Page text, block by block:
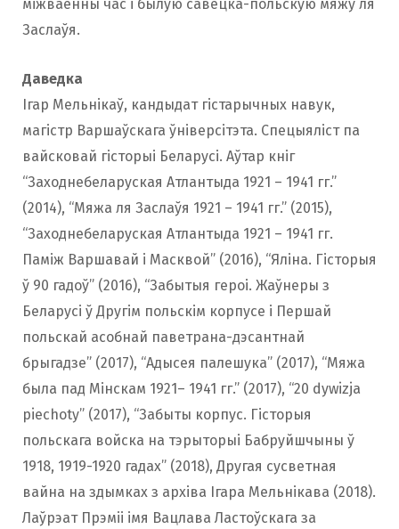
міжваенны час і былую савецка-польскую мяжу ля
Заслаўя.
Даведка
Ігар Мельнікаў, кандыдат гістарычных навук,
магістр Варшаўскага ўніверсітэта. Спецыяліст па
вайсковай гісторыі Беларусі. Аўтар кніг
“Заходнебеларуская Атлантыда 1921 – 1941 гг.”
(2014), “Мяжа ля Заслаўя 1921 – 1941 гг.” (2015),
“Заходнебеларуская Атлантыда 1921 – 1941 гг.
Паміж Варшавай і Масквой” (2016), “Яліна. Гісторыя
ў 90 гадоў” (2016), “Забытыя героі. Жаўнеры з
Беларусі ў Другім польскім корпусе і Першай
польскай асобнай паветрана-дэсантнай
брыгадзе” (2017), “Адысея палешука” (2017), “Мяжа
была пад Мінскам 1921– 1941 гг.” (2017), “20 dywizja
piechoty” (2017), “Забыты корпус. Гісторыя
польскага войска на тэрыторыі Бабруйшчыны ў
1918, 1919-1920 гадах” (2018), Другая сусветная
вайна на здымках з архіва Ігара Мельнікава (2018).
Лаўрэат Прэміі імя Вацлава Ластоўскага за